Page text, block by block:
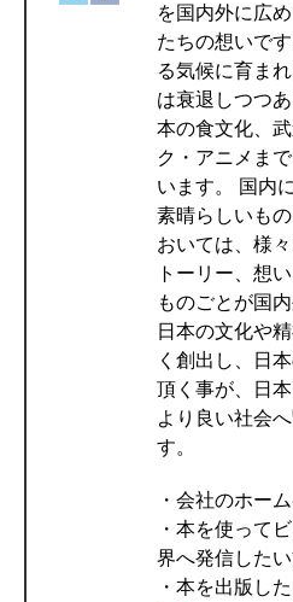
を国内外に広
たちの想いで
る気候に育ま
は衰退しつつ
本の食文化、
ク・アニメま
います。 国内
素晴らしいも
おいては、様
トーリー、想
ものごとが国
日本の文化や
く創出し、日
頂く事が、日
より良い社会
す。
・会社のホー
・本を使って
界へ発信した
・本を出版し